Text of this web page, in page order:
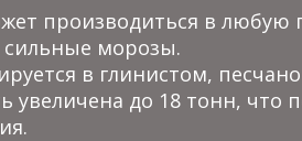
производиться в
сильные морозы.
в глинистом,
до 18 тонн, что